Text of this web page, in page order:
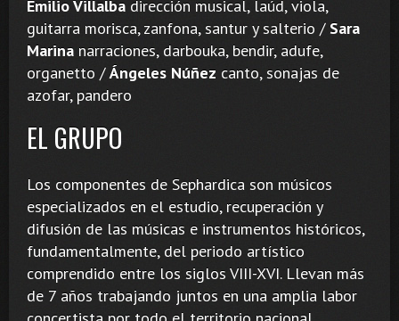
Emilio Villalba dirección musical, laúd, viola,
guitarra morisca, zanfona, santur y salterio /Sara
Marina narraciones, darbouka, bendir, adufe,
organetto /Ángeles Núñez canto, sonajas de
azofar, pandero
EL GRUPO
Los componentes de Sephardica son músicos
especializados en el estudio, recuperación y
difusión de las músicas e instrumentos históricos,
fundamentalmente, del periodo artístico
comprendido entre los siglos VIII-XVI. Llevan más
de 7 años trabajando juntos en una amplia labor